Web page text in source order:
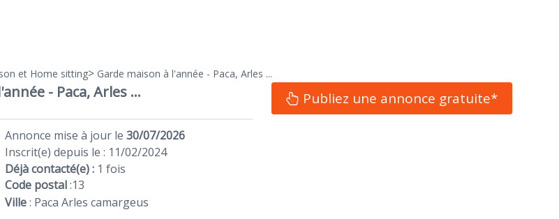
et Home sitting> Garde maison à l'année - Paca, Arles ...
- Paca, Arles ... Publiez une annonce gratuite*
Annonce mise à jour le 30/07/2026
Inscrit(e) depuis le : 11/02/2024
Déjà contacté(e) : 1 fois
Code postal:13
Ville: Paca Arles camargeus